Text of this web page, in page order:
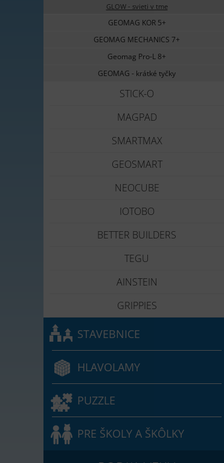
GLOW - svieti v tme
GEOMAG KOR 5+
GEOMAG MECHANICS 7+
Geomag Pro-L 8+
GEOMAG - krátké tyčky
STICK-O
MAGPAD
SMARTMAX
GEOSMART
NEOCUBE
IOTOBO
BETTER BUILDERS
TEGU
AINSTEIN
GRIPPIES
STAVEBNICE
HLAVOLAMY
PUZZLE
PRE ŠKOLY A ŠKÔLKY